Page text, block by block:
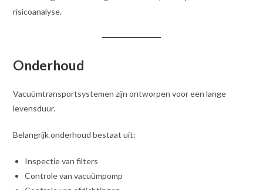
risicoanalyse.
Onderhoud
Vacuümtransportsystemen zijn ontworpen voor een lange
levensduur.
Belangrijk onderhoud bestaat uit:
Inspectie van filters
Controle van vacuümpomp